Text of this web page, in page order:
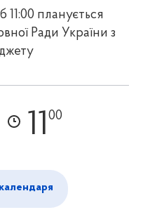
планується
Ради України з
11 00